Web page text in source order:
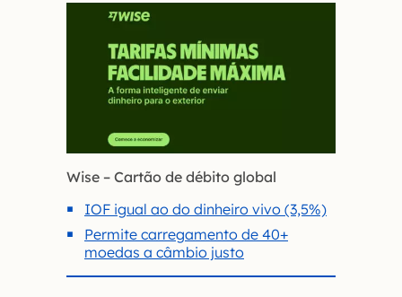
Wise – Cartão de débito global
IOF igual ao do dinheiro vivo (3,5%)
Permite carregamento de 40+
moedas a câmbio justo